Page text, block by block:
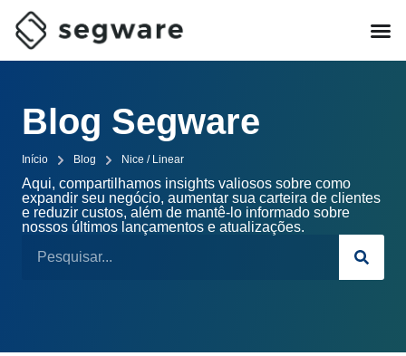
Blog Segware
Início Blog Nice / Linear
Aqui, compartilhamos insights valiosos sobre como
expandir seu negócio, aumentar sua carteira de clientes
e reduzir custos, além de mantê-lo informado sobre
nossos últimos lançamentos e atualizações.